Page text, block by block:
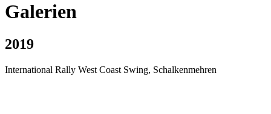
Galerien
2019
International Rally West Coast Swing, Schalkenmehren